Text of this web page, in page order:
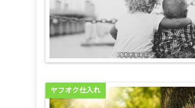
ヤフオク仕入れ